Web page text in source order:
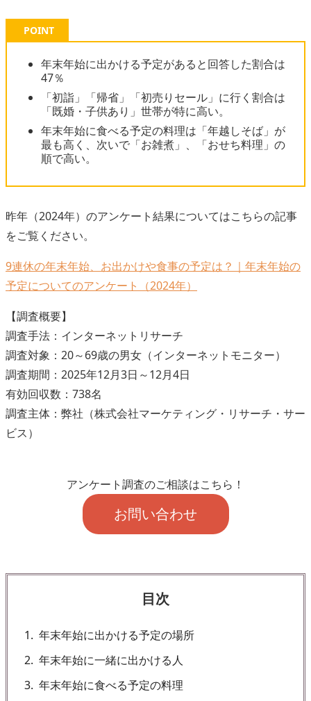
POINT
年末年始に出かける予定があると回答した割合は
47％
「初詣」「帰省」「初売りセール」に行く割合は
「既婚・子供あり」世帯が特に高い。
年末年始に食べる予定の料理は「年越しそば」が
最も高く、次いで「お雑煮」、「おせち料理」の
順で高い。
昨年（2024年）のアンケート結果についてはこちらの記事
をご覧ください。
9連休の年末年始、お出かけや食事の予定は？｜年末年始の
予定についてのアンケート（2024年）
【調査概要】
調査手法：インターネットリサーチ
調査対象：20～69歳の男女（インターネットモニター）
調査期間：2025年12月3日～12月4日
有効回収数：738名
調査主体：弊社（株式会社マーケティング・リサーチ・サー
ビス）
アンケート調査のご相談はこちら！
お問い合わせ
目次
1
年末年始に出かける予定の場所
2 年末年始に一緒に出かける人
3 年末年始に食べる予定の料理